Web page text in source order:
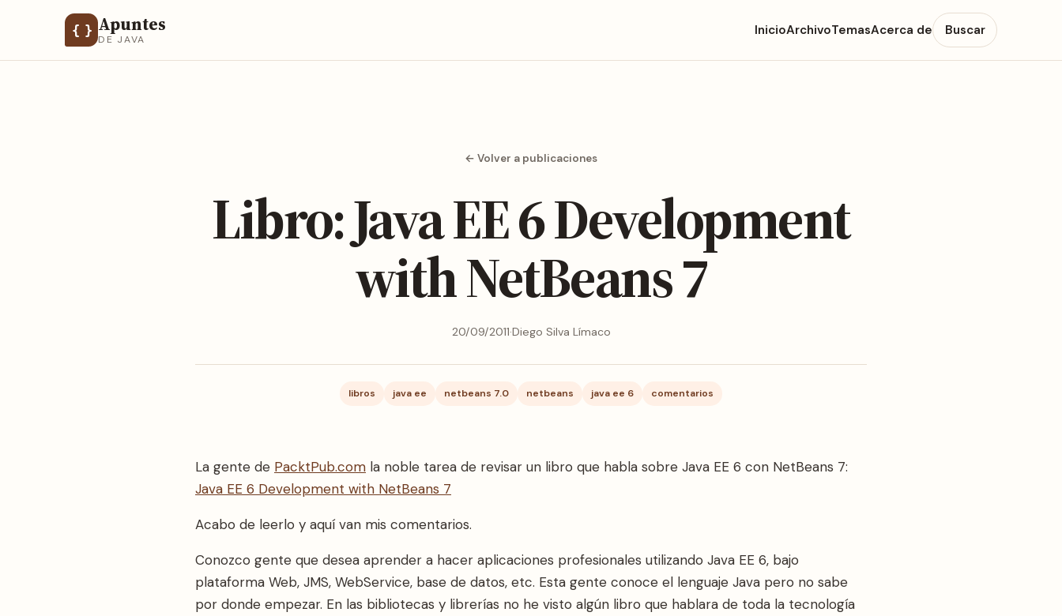
{ } Apuntes
DE JAVA
InicioArchivoTemasAcerca de Buscar
← Volver a publicaciones
Libro: Java EE 6 Development
with NetBeans 7
20/09/2011·Diego Silva Límaco
libros java ee netbeans 7.0 netbeans java ee 6 comentarios
La gente de PacktPub.com la noble tarea de revisar un libro que habla sobre Java EE 6 con NetBeans 7:
Java EE 6 Development with NetBeans 7
Acabo de leerlo y aquí van mis comentarios.
Conozco gente que desea aprender a hacer aplicaciones profesionales utilizando Java EE 6, bajo
plataforma Web, JMS, WebService, base de datos, etc. Esta gente conoce el lenguaje Java pero no sabe
por donde empezar. En las bibliotecas y librerías no he visto algún libro que hablara de toda la tecnología